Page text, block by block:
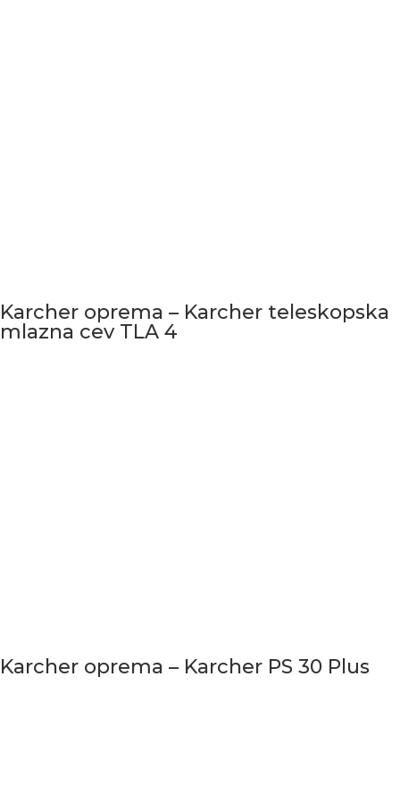
Karcher oprema – Karcher teleskopska
mlazna cev TLA 4
Karcher oprema – Karcher PS 30 Plus